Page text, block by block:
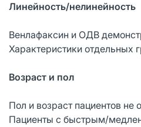
Линейность/нелинейность
Венлафаксин и ОДВ
Характеристики отдельных
Возраст и пол
Пол и возраст пациентов
Пациенты с быстрым/